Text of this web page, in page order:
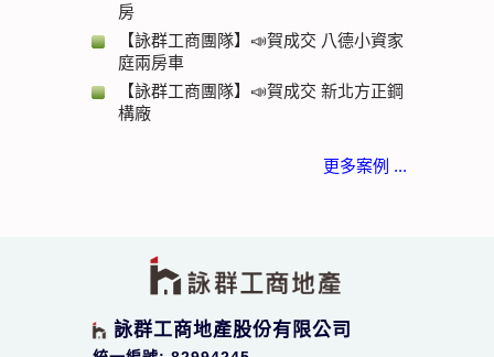
房
【詠群工商團隊】📣賀成交 八德小資家
庭兩房車
【詠群工商團隊】📣賀成交 新北方正鋼
構廠
更多案例 ...
詠群工商地產股份有限公司